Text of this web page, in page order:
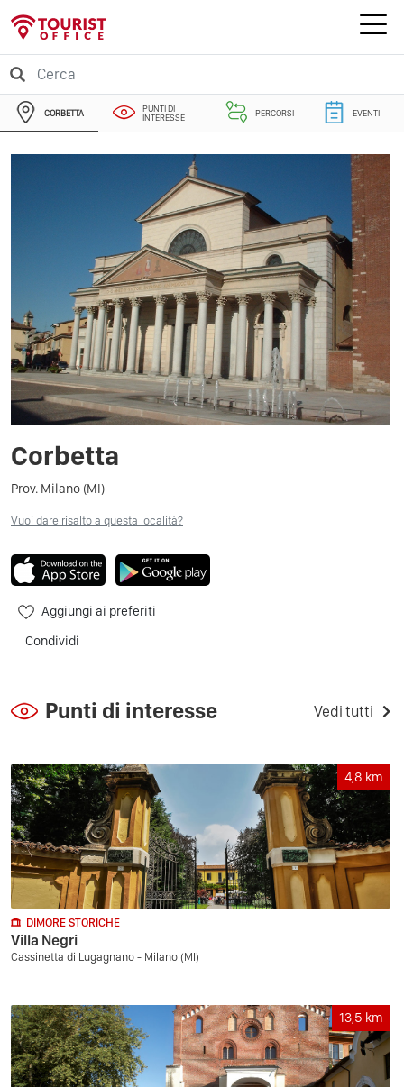
CORBETTA
PUNTI DI
INTERESSE
PERCORSI EVENTI
Corbetta
Prov. Milano (MI)
Vuoi dare risalto a questa località?
Aggiungi ai preferiti
Condividi
Punti di interesse Vedi tutti
4,8 km
DIMORE STORICHE
Villa Negri
Cassinetta di Lugagnano - Milano (MI)
13,5 km